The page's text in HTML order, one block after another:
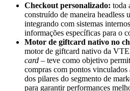
Checkout personalizado: toda
construído de maneira
integrando com sistemas
informações específicas para o
Motor de giftcard nativo no
motor de giftcard nativo da
card – teve como objetivo
compras com pontos vinculados
dos pilares do segmento de
para garantir performances